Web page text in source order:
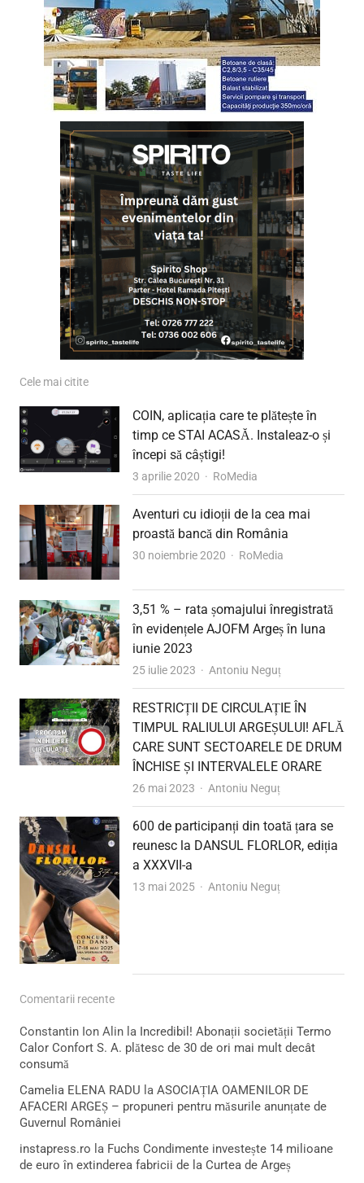
Cele mai citite
COIN, aplicația care te plătește în
timp ce STAI ACASĂ. Instaleaz-o și
începi să câștigi!
3 aprilie 2020 Author
RoMedia
Aventuri cu idioții de la cea mai
proastă bancă din România
30 noiembrie 2020 Author
RoMedia
3,51 % – rata șomajului înregistrată
în evidențele AJOFM Argeș în luna
iunie 2023
25 iulie 2023 Author
Antoniu Neguț
RESTRICȚII DE CIRCULAȚIE ÎN
TIMPUL RALIULUI ARGEȘULUI! AFLĂ
CARE SUNT SECTOARELE DE DRUM
ÎNCHISE ȘI INTERVALELE ORARE
26 mai 2023 Author
Antoniu Neguț
600 de participanți din toată țara se
reunesc la DANSUL FLORLOR, ediția
a XXXVII-a
13 mai 2025 Author
Antoniu Neguț
Comentarii recente
Constantin Ion Alin la Incredibil! Abonații societății Termo
Calor Confort S. A. plătesc de 30 de ori mai mult decât
consumă
Camelia ELENA RADU la ASOCIAȚIA OAMENILOR DE
AFACERI ARGEȘ – propuneri pentru măsurile anunțate de
Guvernul României
instapress.ro la Fuchs Condimente investește 14 milioane
de euro în extinderea fabricii de la Curtea de Argeș